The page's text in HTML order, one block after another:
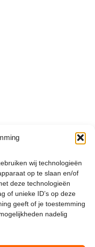
wij technologieën
op te slaan en/of
deze technologieën
of unieke ID’s op deze
geeft of je toestemming
nadelig